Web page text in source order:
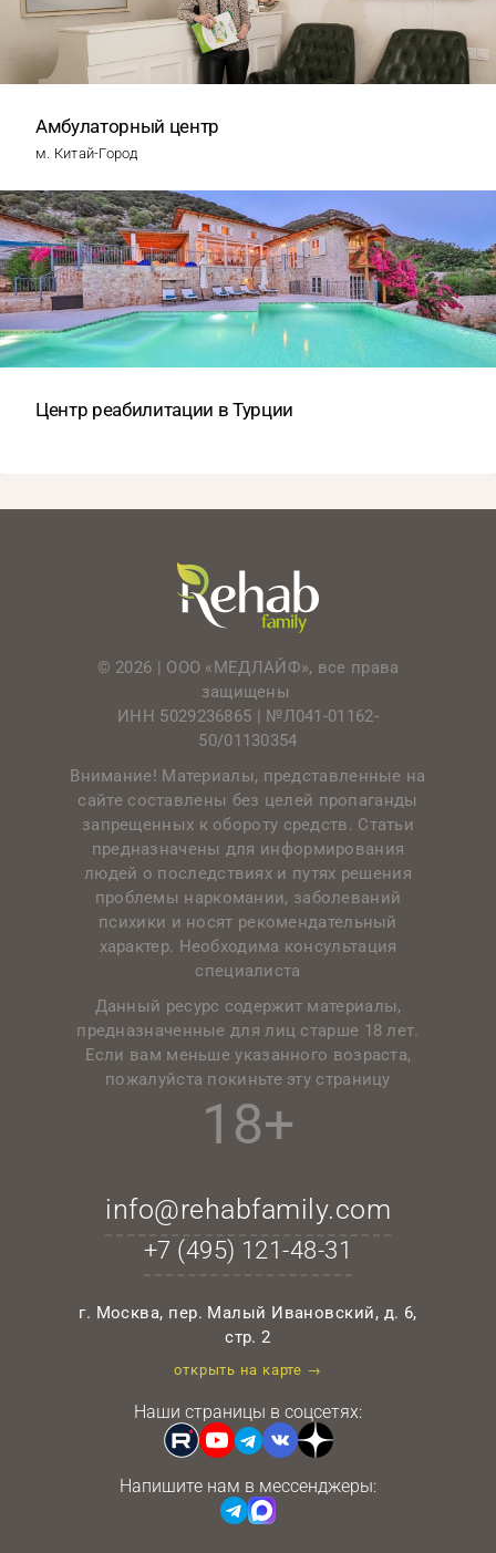
Амбулаторный центр
м. Китай-Город
Центр реабилитации в Турции
© 2026 | ООО «МЕДЛАЙФ», все права
защищены
ИНН 5029236865 | №Л041-01162-
50/01130354
Внимание! Материалы, представленные на
сайте составлены без целей пропаганды
запрещенных к обороту средств. Статьи
предназначены для информирования
людей о последствиях и путях решения
проблемы наркомании, заболеваний
психики и носят рекомендательный
характер. Необходима консультация
специалиста
Данный ресурс содержит материалы,
предназначенные для лиц старше 18 лет.
Если вам меньше указанного возраста,
пожалуйста покиньте эту страницу
18+
info@rehabfamily.com
+7 (495) 121-48-31
г. Москва, пер. Малый Ивановский, д. 6,
стр. 2
открыть на карте →
Наши страницы в соцсетях:
Напишите нам в мессенджеры: